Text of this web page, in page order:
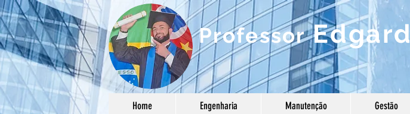
ProfessorEdgard
Home Engenharia Manutenção Gestão